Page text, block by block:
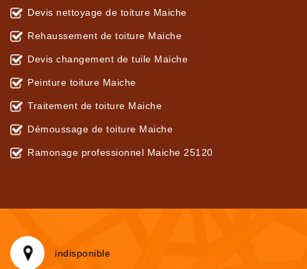
Devis nettoyage de toiture Maiche
Rehaussement de toiture Maiche
Devis changement de tuile Maiche
Peinture toiture Maiche
Traitement de toiture Maiche
Démoussage de toiture Maiche
Ramonage professionnel Maiche 25120
indisponible